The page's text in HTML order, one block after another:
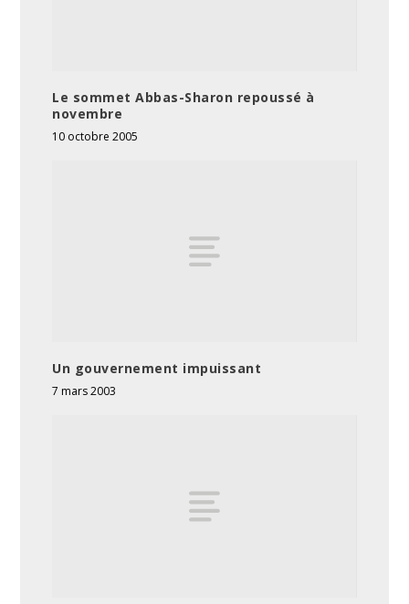
Le sommet Abbas-Sharon repoussé à
novembre
10 octobre 2005
Un gouvernement impuissant
7 mars 2003